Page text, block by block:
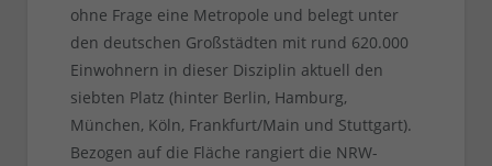
ohne Frage eine Metropole und belegt unter
den deutschen Großstädten mit rund 620.000
Einwohnern in dieser Disziplin aktuell den
siebten Platz (hinter Berlin, Hamburg,
München, Köln, Frankfurt/Main und Stuttgart).
Bezogen auf die Fläche rangiert die NRW-